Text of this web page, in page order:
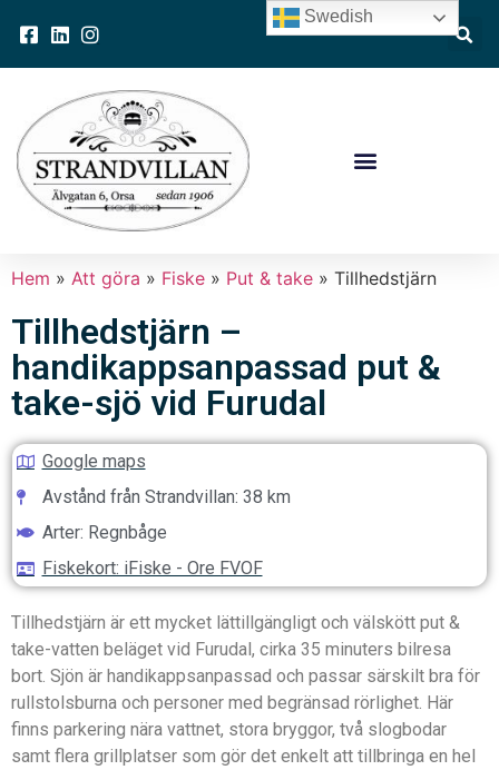
Hem » Att göra » Fiske » Put & take » Tillhedstjärn
Tillhedstjärn –
handikappsanpassad put &
take-sjö vid Furudal
Google maps
Avstånd från Strandvillan: 38 km
Arter: Regnbåge
Fiskekort: iFiske - Ore FVOF
Tillhedstjärn är ett mycket lättillgängligt och välskött put &
take-vatten beläget vid Furudal, cirka 35 minuters bilresa
bort. Sjön är handikappsanpassad och passar särskilt bra för
rullstolsburna och personer med begränsad rörlighet. Här
finns parkering nära vattnet, stora bryggor, två slogbodar
samt flera grillplatser som gör det enkelt att tillbringa en hel
Swedish